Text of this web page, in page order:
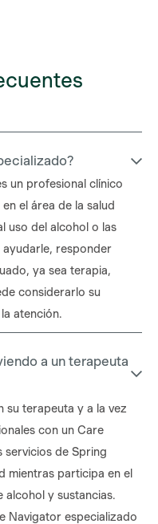
un profesional clínico
el área de la salud
uso del alcohol o las
responder
ya sea terapia,
considerarlo su
atención.
a un terapeuta
su terapeuta y a la vez
con un Care
servicios de Spring
mientras participa en el
y sustancias.
Navigator especializado